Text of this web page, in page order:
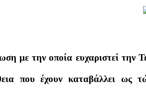
με την οποία ευχαριστεί την
που έχουν καταβάλλει ως